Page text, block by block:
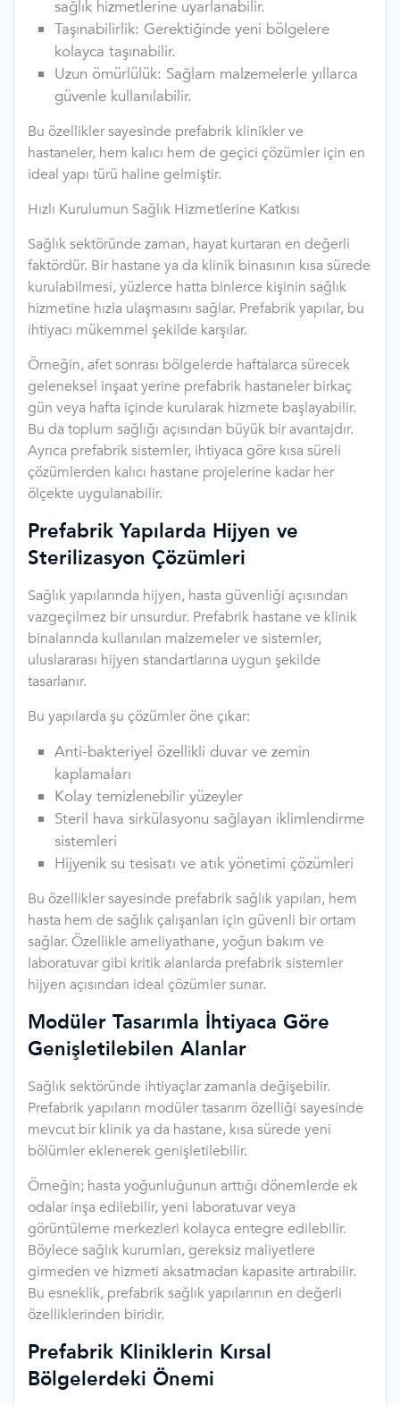
sağlık hizmetlerine uyarlanabilir.
Taşınabilirlik: Gerektiğinde yeni bölgelere
kolayca taşınabilir.
Uzun ömürlülük: Sağlam malzemelerle yıllarca
güvenle kullanılabilir.
Bu özellikler sayesinde prefabrik klinikler ve
hastaneler, hem kalıcı hem de geçici çözümler için en
ideal yapı türü haline gelmiştir.
Hızlı Kurulumun Sağlık Hizmetlerine Katkısı
Sağlık sektöründe zaman, hayat kurtaran en değerli
faktördür. Bir hastane ya da klinik binasının kısa sürede
kurulabilmesi, yüzlerce hatta binlerce kişinin sağlık
hizmetine hızla ulaşmasını sağlar. Prefabrik yapılar, bu
ihtiyacı mükemmel şekilde karşılar.
Örneğin, afet sonrası bölgelerde haftalarca sürecek
geleneksel inşaat yerine prefabrik hastaneler birkaç
gün veya hafta içinde kurularak hizmete başlayabilir.
Bu da toplum sağlığı açısından büyük bir avantajdır.
Ayrıca prefabrik sistemler, ihtiyaca göre kısa süreli
çözümlerden kalıcı hastane projelerine kadar her
ölçekte uygulanabilir.
Prefabrik Yapılarda Hijyen ve
Sterilizasyon Çözümleri
Sağlık yapılarında hijyen, hasta güvenliği açısından
vazgeçilmez bir unsurdur. Prefabrik hastane ve klinik
binalarında kullanılan malzemeler ve sistemler,
uluslararası hijyen standartlarına uygun şekilde
tasarlanır.
Bu yapılarda şu çözümler öne çıkar:
Anti-bakteriyel özellikli duvar ve zemin
kaplamaları
Kolay temizlenebilir yüzeyler
Steril hava sirkülasyonu sağlayan iklimlendirme
sistemleri
Hijyenik su tesisatı ve atık yönetimi çözümleri
Bu özellikler sayesinde prefabrik sağlık yapıları, hem
hasta hem de sağlık çalışanları için güvenli bir ortam
sağlar. Özellikle ameliyathane, yoğun bakım ve
laboratuvar gibi kritik alanlarda prefabrik sistemler
hijyen açısından ideal çözümler sunar.
Modüler Tasarımla İhtiyaca Göre
Genişletilebilen Alanlar
Sağlık sektöründe ihtiyaçlar zamanla değişebilir.
Prefabrik yapıların modüler tasarım özelliği sayesinde
mevcut bir klinik ya da hastane, kısa sürede yeni
bölümler eklenerek genişletilebilir.
Örneğin; hasta yoğunluğunun arttığı dönemlerde ek
odalar inşa edilebilir, yeni laboratuvar veya
görüntüleme merkezleri kolayca entegre edilebilir.
Böylece sağlık kurumları, gereksiz maliyetlere
girmeden ve hizmeti aksatmadan kapasite artırabilir.
Bu esneklik, prefabrik sağlık yapılarının en değerli
özelliklerinden biridir.
Prefabrik Kliniklerin Kırsal
Bölgelerdeki Önemi